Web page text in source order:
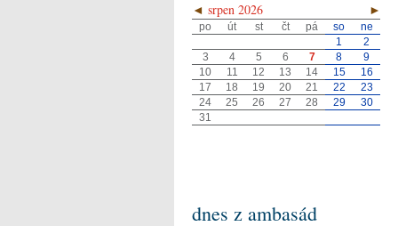
◄ ►
srpen 2026
po út st čt pá so
ne
1
2
3
4 5 6 7 8
9
10
11 12 13 14 15
16
17
18 19 20 21 22
23
24
25 26 27 28 29
30
31
dnes z ambasád